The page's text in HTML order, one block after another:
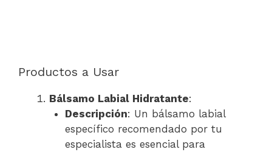
Productos a Usar
Bálsamo Labial Hidratante:
Descripción: Un bálsamo labial
específico recomendado por tu
especialista es esencial para